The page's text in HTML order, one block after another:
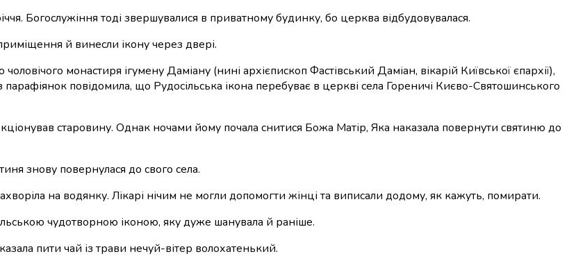
Богослужіння тоді звершувалися в приватному будинку, бо церква відбудовувалася.
й винесли ікону через двері.
монастиря ігумену Даміану (нині архієпископ Фастівський Даміан, вікарій Київської єпархії),
повідомила, що Рудосільська ікона перебуває в церкві села Гореничі Києво-Святошинського
старовину. Однак ночами йому почала снитися Божа Матір, Яка наказала повернути святиню до
знову повернулася до свого села.
на водянку. Лікарі нічим не могли допомогти жінці та виписали додому, як кажуть, помирати.
чудотворною іконою, яку дуже шанувала й раніше.
пити чай із трави нечуй-вітер волохатенький.